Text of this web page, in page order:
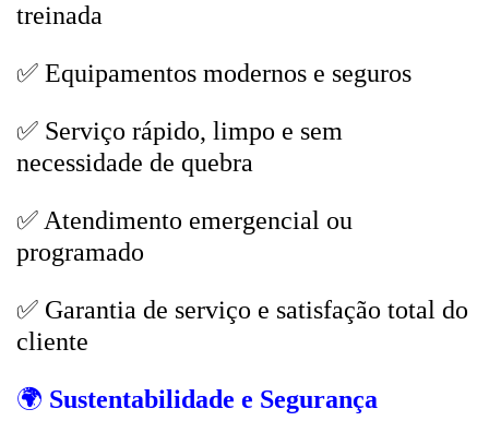
treinada
✅ Equipamentos modernos e seguros
✅ Serviço rápido, limpo e sem
necessidade de quebra
✅ Atendimento emergencial ou
programado
✅ Garantia de serviço e satisfação total do
cliente
🌍 Sustentabilidade e Segurança